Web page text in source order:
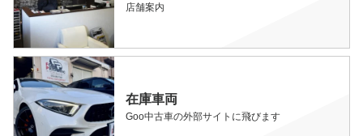
店舗案内
在庫車両
Goo中古車の外部サイトに飛びます